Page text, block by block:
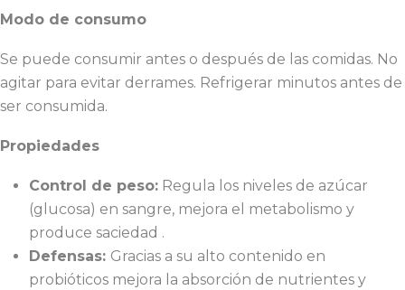
Modo de consumo
Se puede consumir antes o después de las comidas. No
agitar para evitar derrames. Refrigerar minutos antes de
ser consumida.
Propiedades
Control de peso: Regula los niveles de azúcar
(glucosa) en sangre, mejora el metabolismo y
produce saciedad .
Defensas: Gracias a su alto contenido en
probióticos mejora la absorción de nutrientes y